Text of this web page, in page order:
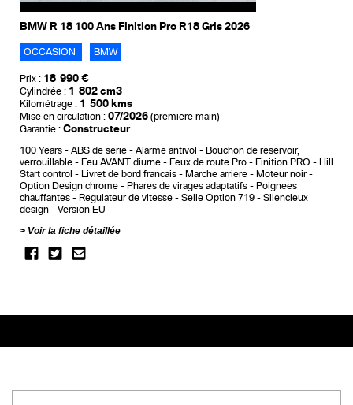
BMW R 18 100 Ans Finition Pro R18 Gris 2026
OCCASION BMW
Prix : 18 990 €
Cylindrée : 1 802 cm3
Kilométrage : 1 500 kms
Mise en circulation : 07/2026 (première main)
Garantie : Constructeur
100 Years ABS de serie Alarme antivol
Bouchon de reservoir,
verrouillable
Feu AVANT diurne Feux de route Pro Finition PRO
Hill
Start control
Livret de bord francais Marche arriere
Moteur noir
Option Design chrome
Phares de virages adaptatifs
Poignees
chauffantes
Regulateur de vitesse Selle Option 719
Silencieux
design
Version EU
Voir la fiche détaillée